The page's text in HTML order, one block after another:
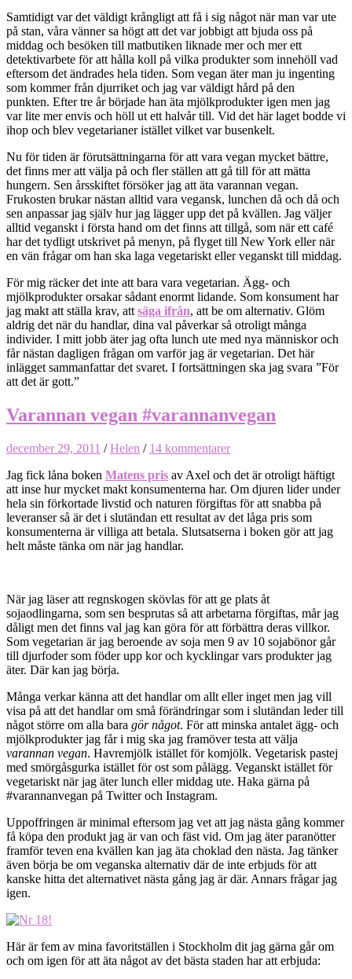
Samtidigt var det väldigt krångligt att få i sig något när man var ute
på stan, våra vänner sa högt att det var jobbigt att bjuda oss på
middag och besöken till matbutiken liknade mer och mer ett
detektivarbete för att hålla koll på vilka produkter som innehöll vad
eftersom det ändrades hela tiden. Som vegan äter man ju ingenting
som kommer från djurriket och jag var väldigt hård på den
punkten. Efter tre år började han äta mjölkprodukter igen men jag
var lite mer envis och höll ut ett halvår till. Vid det här laget bodde vi
ihop och blev vegetarianer istället vilket var busenkelt.
Nu för tiden är förutsättningarna för att vara vegan mycket bättre,
det finns mer att välja på och fler ställen att gå till för att mätta
hungern. Sen årsskiftet försöker jag att äta varannan vegan.
Frukosten brukar nästan alltid vara vegansk, lunchen då och då och
sen anpassar jag själv hur jag lägger upp det på kvällen. Jag väljer
alltid veganskt i första hand om det finns att tillgå, som när ett café
har det tydligt utskrivet på menyn, på flyget till New York eller när
en vän frågar om han ska laga vegetariskt eller veganskt till middag.
För mig räcker det inte att bara vara vegetarian. Ägg- och
mjölkprodukter orsakar sådant enormt lidande. Som konsument har
jag makt att ställa krav, att säga ifrån, att be om alternativ. Glöm
aldrig det när du handlar, dina val påverkar så otroligt många
individer. I mitt jobb äter jag ofta lunch ute med nya människor och
får nästan dagligen frågan om varför jag är vegetarian. Det här
inlägget sammanfattar det svaret. I fortsättningen ska jag svara ”För
att det är gott.”
Varannan vegan #varannanvegan
december 29, 2011 /Helen / 14 kommentarer
Jag fick låna boken Matens pris av Axel och det är otroligt häftigt
att inse hur mycket makt konsumenterna har. Om djuren lider under
hela sin förkortade livstid och naturen förgiftas för att snabba på
leveranser så är det i slutändan ett resultat av det låga pris som
konsumenterna är villiga att betala. Slutsatserna i boken gör att jag
helt måste tänka om när jag handlar.
När jag läser att regnskogen skövlas för att ge plats åt
sojaodlingarna, som sen besprutas så att arbetarna förgiftas, mår jag
dåligt men det finns val jag kan göra för att förbättra deras villkor.
Som vegetarian är jag beroende av soja men 9 av 10 sojabönor går
till djurfoder som föder upp kor och kycklingar vars produkter jag
äter. Där kan jag börja.
Många verkar känna att det handlar om allt eller inget men jag vill
visa på att det handlar om små förändringar som i slutändan leder till
något större om alla bara gör något. För att minska antalet ägg- och
mjölkprodukter jag får i mig ska jag framöver testa att välja
varannan vegan. Havremjölk istället för komjölk. Vegetarisk pastej
med smörgåsgurka istället för ost som pålägg. Veganskt istället för
vegetariskt när jag äter lunch eller middag ute. Haka gärna på
#varannanvegan på Twitter och Instagram.
Uppoffringen är minimal eftersom jag vet att jag nästa gång kommer
få köpa den produkt jag är van och fäst vid. Om jag äter paranötter
framför teven ena kvällen kan jag äta choklad den nästa. Jag tänker
även börja be om veganska alternativ där de inte erbjuds för att
kanske hitta det alternativet nästa gång jag är där. Annars frågar jag
igen.
Här är fem av mina favoritställen i Stockholm dit jag gärna går om
och om igen för att äta något av det bästa staden har att erbjuda: